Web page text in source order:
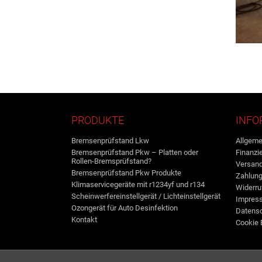
PRODUKTE
Bremsenprüfstand Lkw
Bremsenprüfstand Pkw – Platten oder
Rollen-Bremsprüfstand?
Bremsenprüfstand Pkw Produkte
Klimaservicegeräte mit r1234yf und r134
Scheinwerfereinstellgerät / Lichteinstellgerät
Ozongerät für Auto Desinfektion
Kontakt
Cookie